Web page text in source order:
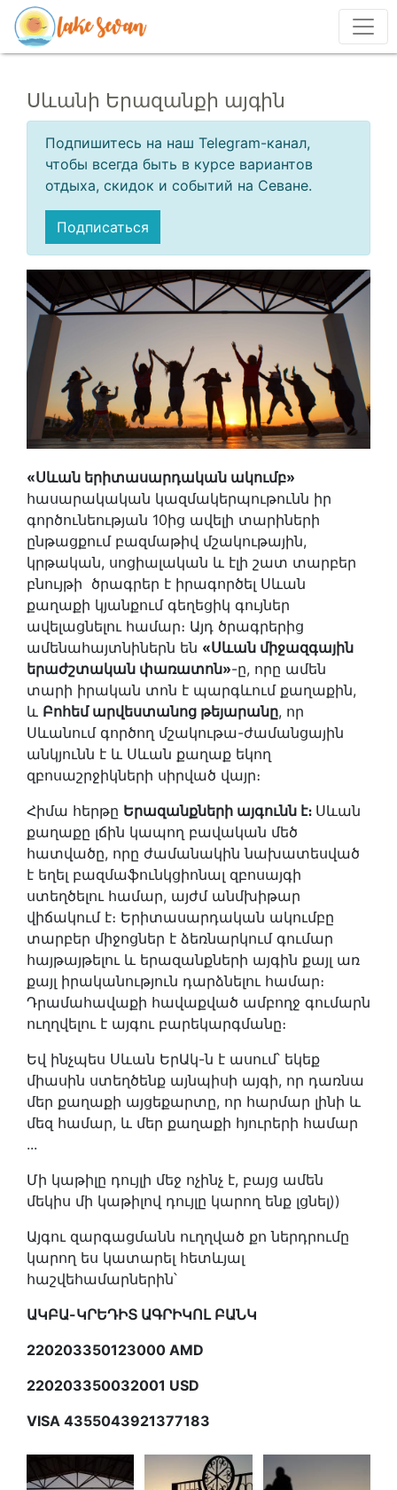
Սևանի Երազանքի այգին
Подпишитесь на наш Telegram-канал,
чтобы всегда быть в курсе вариантов
отдыха, скидок и событий на Севане.
Подписаться
«Սևան երիտասարդական ակումբ»
հասարակական կազմակերպութունն իր
գործունեության 10ից ավելի տարիների
ընթացքում բազմաթիվ մշակութային,
կրթական, սոցիալական և էլի շատ տարբեր
բնույթի ծրագրեր է իրագործել Սևան
քաղաքի կյանքում գեղեցիկ գույներ
ավելացնելու համար։ Այդ ծրագրերից
ամենահայտնիներն են «Սևան միջազգային
երաժշտական փառատոն»-ը, որը ամեն
տարի իրական տոն է պարգևում քաղաքին,
և Բոհեմ արվեստանոց թեյարանը, որ
Սևանում գործող մշակութա-ժամանցային
անկյունն է և Սևան քաղաք եկող
զբոսաշրջիկների սիրված վայր։
Հիմա հերթը Երազանքների այգունն է։ Սևան
քաղաքը լճին կապող բավական մեծ
հատվածը, որը ժամանակին նախատեսված
է եղել բազմաֆունկցիոնալ զբոսայգի
ստեղծելու համար, այժմ անմխիթար
վիճակում է։ Երիտասարդական ակումբը
տարբեր միջոցներ է ձեռնարկում գումար
հայթայթելու և երազանքների այգին քայլ առ
քայլ իրականություն դարձնելու համար։
Դրամահավաքի հավաքված ամբողջ գումարն
ուղղվելու է այգու բարեկարգմանը։
Եվ ինչպես Սևան ԵրԱկ-ն է ասում՝ եկեք
միասին ստեղծենք այնպիսի այգի, որ դառնա
մեր քաղաքի այցեքարտը, որ հարմար լինի և
մեզ համար, և մեր քաղաքի հյուրերի համար
...
Մի կաթիլը դույլի մեջ ոչինչ է, բայց ամեն
մեկիս մի կաթիլով դույլը կարող ենք լցնել))
Այգու զարգացմանն ուղղված քո ներդրումը
կարող ես կատարել հետևյալ
հաշվեհամարներին՝
ԱԿԲԱ-ԿՐԵԴԻՏ ԱԳՐԻԿՈԼ ԲԱՆԿ
220203350123000 AMD
220203350032001 USD
VISA 4355043921377183